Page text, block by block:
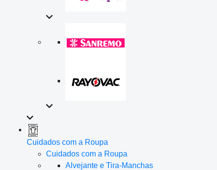
Cuidados com a Roupa
Cuidados com a Roupa
Alvejante e Tira-Manchas